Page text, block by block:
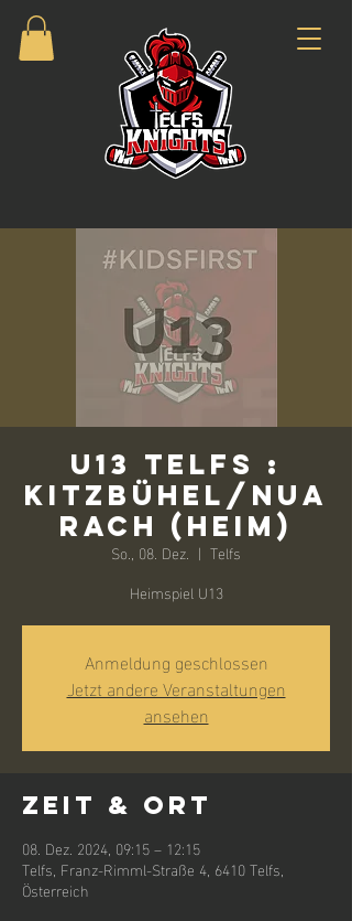
U13 Telfs :
Kitzbühel/Nua
rach (Heim)
So., 08. Dez.
  |
Telfs
Heimspiel U13
Anmeldung geschlossen
Jetzt andere Veranstaltungen
ansehen
Zeit & Ort
08. Dez. 2024, 09:15 – 12:15
Telfs, Franz-Rimml-Straße 4, 6410 Telfs,
Österreich